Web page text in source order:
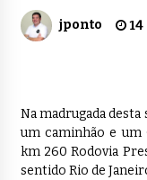
jponto 14
Na madrugada
um caminhão e um
km 260 Rodovia
sentido Rio de